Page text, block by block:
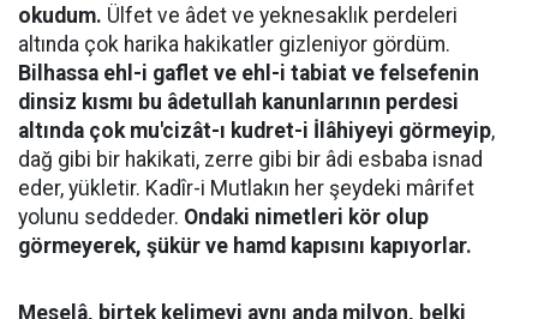
okudum. Ülfet ve âdet ve yeknesaklık perdeleri
altında çok harika hakikatler gizleniyor gördüm.
Bilhassa ehl-i gaflet ve ehl-i tabiat ve felsefenin
dinsiz kısmı bu âdetullah kanunlarının perdesi
altında çok mu'cizât-ı kudret-i İlâhiyeyi görmeyip,
dağ gibi bir hakikati, zerre gibi bir âdi esbaba isnad
eder, yükletir. Kadîr-i Mutlakın her şeydeki mârifet
yolunu seddeder. Ondaki nimetleri kör olup
görmeyerek, şükür ve hamd kapısını kapıyorlar.
Meselâ, birtek kelimeyi aynı anda milyon, belki